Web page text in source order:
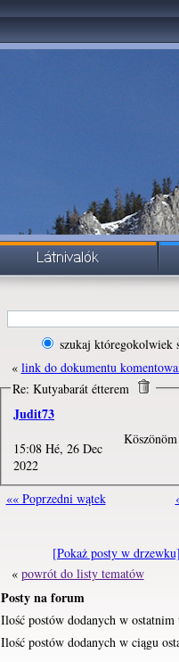
szukaj któregokolwiek
« link do dokumentu
Re: Kutyabarát étterem
Judit73
15:08 Hé, 26 Dec
2022
«« Poprzedni wątek
[Pokaż posty w
« powrót do listy tematów
Posty na forum
Ilość postów dodanych w ostatnim
Ilość postów dodanych w ciągu